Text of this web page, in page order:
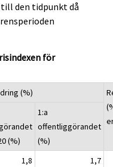
den tidpunkt då
för
(%)
(%)
1:a
offentliggörandet
(%)
1,8
1,7